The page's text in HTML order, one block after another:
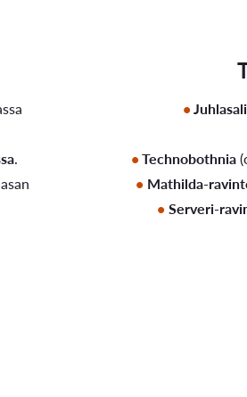
.
Technobothnia
Mathilda-
Serveri-